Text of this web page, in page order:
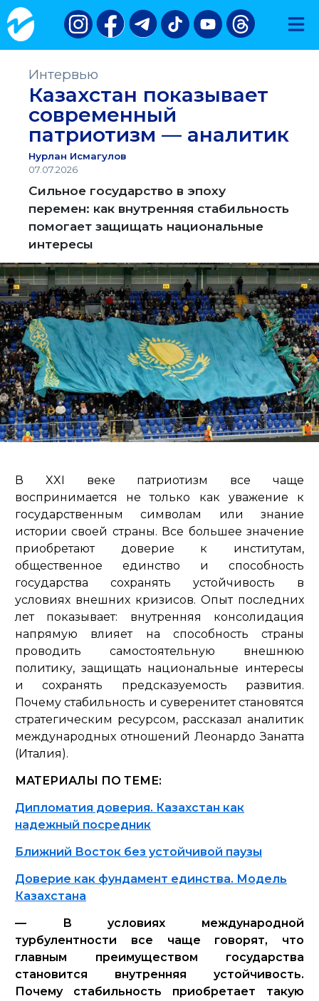
Интервью
Казахстан показывает
современный
патриотизм — аналитик
Нурлан Исмагулов
07.07.2026
Сильное государство в эпоху
перемен: как внутренняя стабильность
помогает защищать национальные
интересы
В XXI веке патриотизм все чаще
воспринимается не только как уважение к
государственным символам или знание
истории своей страны. Все большее значение
приобретают доверие к институтам,
общественное единство и способность
государства сохранять устойчивость в
условиях внешних кризисов. Опыт последних
лет показывает: внутренняя консолидация
напрямую влияет на способность страны
проводить самостоятельную внешнюю
политику, защищать национальные интересы
и сохранять предсказуемость развития.
Почему стабильность и суверенитет становятся
стратегическим ресурсом, рассказал аналитик
международных отношений Леонардо Занатта
(Италия).
МАТЕРИАЛЫ ПО ТЕМЕ:
Дипломатия доверия. Казахстан как
надежный посредник
Ближний Восток без устойчивой паузы
Доверие как фундамент единства. Модель
Казахстана
— В условиях международной
турбулентности все чаще говорят, что
главным преимуществом государства
становится внутренняя устойчивость.
Почему стабильность приобретает такую